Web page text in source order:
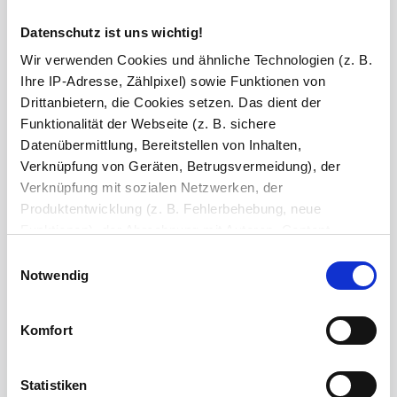
Datenschutz ist uns wichtig!
Wir verwenden Cookies und ähnliche Technologien (z. B.
Ihre IP-Adresse, Zählpixel) sowie Funktionen von
Drittanbietern, die Cookies setzen. Das dient der
Funktionalität der Webseite (z. B. sichere
Datenübermittlung, Bereitstellen von Inhalten,
Verknüpfung von Geräten, Betrugsvermeidung), der
Verknüpfung mit sozialen Netzwerken, der
Produktentwicklung (z. B. Fehlerbehebung, neue
(z. B. Ladezeiten, personalisierte Inhalte,
Bereitstellung und Messen von Anzeigen, personalisierte
Anzeigen, Retargeting).
Die Einzelheiten können Sie unter Datenschutz
Notwendig
Komfort
Statistiken
Bluetooth Lautsprecher
Versiegelung
Kanten
hochglanz poliert
Bestell-Check (kostenlos)
Unsere Experten prüfen jede
Konfiguration auf Vollständigkeit und Kompatibilität. So können Sie sich